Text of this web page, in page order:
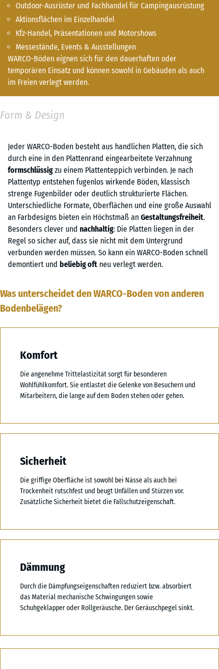
Outdoor-Ausrüster und Fachhandel für Campingausrüstung
Aktionsflächen im Einzelhandel
Kfz-Handel, Präsentationen und Motorshows
Messestände, Events & Ausstellungen
WARCO-Böden eignen sich für den dauerhaften oder
temporären Einsatz und können sowohl in Gebäuden als auch
im Freien verlegt werden.
Form & Design
Jeder WARCO-Boden besteht aus handlichen Platten, die sich
durch eine in den Plattenrand eingearbeitete Verzahnung
formschlüssig zu einem Plattenteppich verbinden. Je nach
Plattentyp entstehen fugenlos wirkende Böden, klassisch
strenge Fugenbilder oder deutlich strukturierte Flächen.
Unterschiedliche Formate, Oberflächen und eine große Auswahl
an Farbdesigns bieten ein Höchstmaß an Gestaltungsfreiheit.
Besonders clever und nachhaltig: Die Platten liegen in der
Regel so sicher auf, dass sie nicht mit dem Untergrund
verbunden werden müssen. So kann ein WARCO-Boden schnell
demontiert und beliebig oft neu verlegt werden.
Was unterscheidet den WARCO-Boden von anderen
Bodenbelägen?
Komfort
Die angenehme Trittelastizität sorgt für besonderen
Wohlfühlkomfort. Sie entlastet die Gelenke von Besuchern und
Mitarbeitern, die lange auf dem Boden stehen oder gehen.
Sicherheit
Die griffige Oberfläche ist sowohl bei Nässe als auch bei
Trockenheit rutschfest und beugt Unfällen und Stürzen vor.
Zusätzliche Sicherheit bietet die Fallschutzeigenschaft.
Dämmung
Durch die Dämpfungseigenschaften reduziert bzw. absorbiert
das Material mechanische Schwingungen sowie
Schuhgeklapper oder Rollgeräusche. Der Geräuschpegel sinkt.